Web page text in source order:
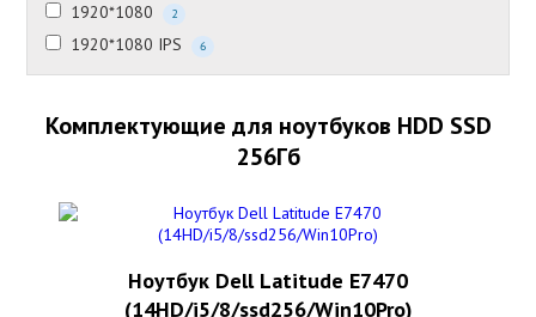
1920*1080 2
1920*1080 IPS 6
Комплектующие для ноутбуков HDD SSD
256Гб
Ноутбук Dell Latitude E7470
(14HD/i5/8/ssd256/Win10Pro)